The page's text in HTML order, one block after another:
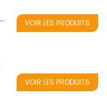
VOIR LES PRODUITS
VOIR LES PRODUITS